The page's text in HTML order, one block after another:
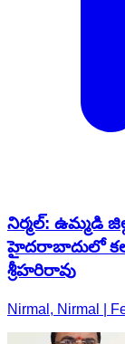
నిర్మల్: ఉమ్మడి
హైదరాబాదులో
శ్రీహరిరావు
Nirmal, Nirmal |